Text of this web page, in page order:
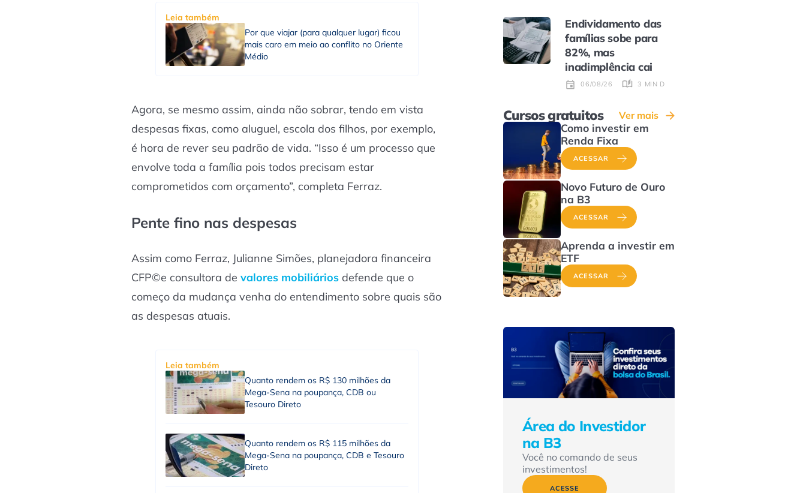
Leia também
Por que viajar (para qualquer lugar) ficou
mais caro em meio ao conflito no Oriente
Médio
Agora, se mesmo assim, ainda não sobrar, tendo em vista
despesas fixas, como aluguel, escola dos filhos, por exemplo,
é hora de rever seu padrão de vida. “Isso é um processo que
envolve toda a família pois todos precisam estar
comprometidos com orçamento”, completa Ferraz.
Pente fino nas despesas
Assim como Ferraz, Julianne Simões, planejadora financeira
CFP©️e consultora de valores mobiliários defende que o
começo da mudança venha do entendimento sobre quais são
as despesas atuais.
Leia também
Quanto rendem os R$ 130 milhões da
Mega-Sena na poupança, CDB ou
Tesouro Direto
Quanto rendem os R$ 115 milhões da
Mega-Sena na poupança, CDB e Tesouro
Direto
Endividamento das
famílias sobe para
82%, mas
inadimplência cai
06/08/26 3 MIN DE LEITURA
Cursos gratuitos Ver mais
Como investir em
Renda Fixa
ACESSAR
Novo Futuro de Ouro
na B3
ACESSAR
Aprenda a investir em
ETF
ACESSAR
Área do Investidor
na B3
Você no comando de seus
investimentos!
ACESSE